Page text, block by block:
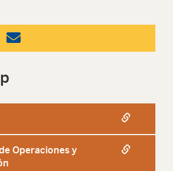
Operaciones y